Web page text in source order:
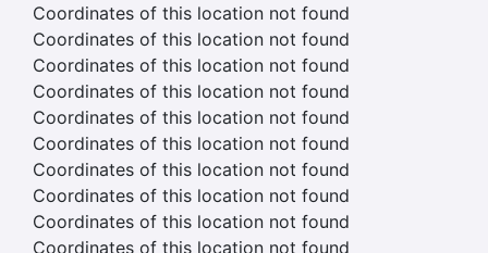
Coordinates of this location not found
Coordinates of this location not found
Coordinates of this location not found
Coordinates of this location not found
Coordinates of this location not found
Coordinates of this location not found
Coordinates of this location not found
Coordinates of this location not found
Coordinates of this location not found
Coordinates of this location not found